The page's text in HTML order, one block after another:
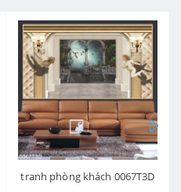
tranh phòng khách 0067T3D